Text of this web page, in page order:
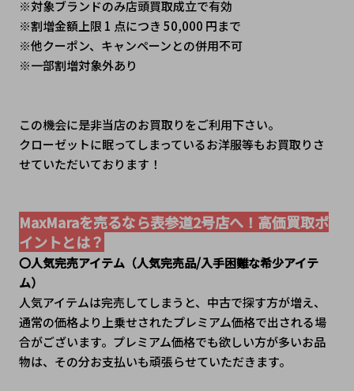
※対象ブランドのみ店頭買取成立で有効
※割増金額上限 1 点につき 50,000 円まで
※他クーポン、キャンペーンとの併用不可
※一部割増対象外あり
この機会に是非当店のお買取りをご利用下さい。
クローゼットに眠ってしまっているお洋服等もお買取りさ
せていただいております！
MaxMaraを売るなら表参道2号店へ！高価買取ポ
イントとは？
〇人気完売アイテム（人気完売品/入手困難な希少アイテ
ム）
人気アイテムは完売してしまうと、中古で探す方が増え、
通常の価格より上乗せされたプレミアム価格で出される場
合がございます。プレミアム価格でも欲しい方が多いお品
物は、その分お支払いも頑張らせていただきます。